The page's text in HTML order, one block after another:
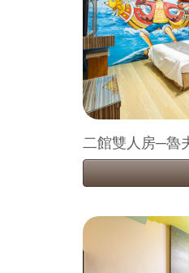
二館雙人房─魯